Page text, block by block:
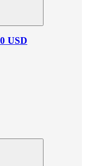
USD